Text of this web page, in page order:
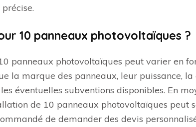
10 panneaux photovoltaïques ?
panneaux photovoltaïques peut varier en
la marque des panneaux, leur puissance,
éventuelles subventions disponibles. En
de 10 panneaux photovoltaïques peut
de demander des devis